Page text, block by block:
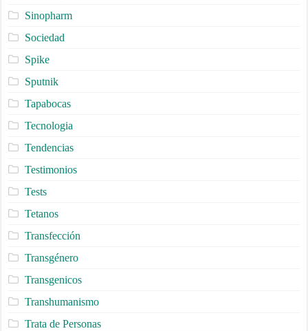
Sinopharm
Sociedad
Spike
Sputnik
Tapabocas
Tecnologia
Tendencias
Testimonios
Tests
Tetanos
Transfección
Transgénero
Transgenicos
Transhumanismo
Trata de Personas